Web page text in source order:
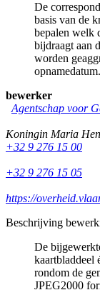
De
basis van de
bepalen welk
bijdraagt aan
worden
opnamedatum.
bewerker
Agentschap voor
Koningin Maria
+32 9 276 15 00
+32 9 276 15 05
https://
Beschrijving
De
kaartbladdeel
rondom de
JPEG2000